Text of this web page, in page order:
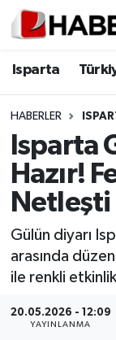
Isparta
HABERLER
Isparta
Hazır!
Netleşti
Gülün diyarı
arasında
ile renkli
20.05.2026 - 12:09
YAYINLANMA
Isparta
Esnaf
ASAYİŞ
BİLİM VE
EĞİTİM
GENEL
Isparta
Isparta
Süper Lig
Tüm
Son
Haber Arşivi